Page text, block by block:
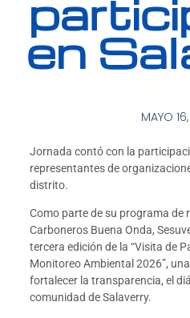
en
MAYO
Jornada contó con la
representantes de
distrito.
Como parte de su programa de
Carboneros Buena Onda,
tercera edición de la “Visita de
Monitoreo Ambiental 2026”,
fortalecer la transparencia, el
comunidad de Salaverry.